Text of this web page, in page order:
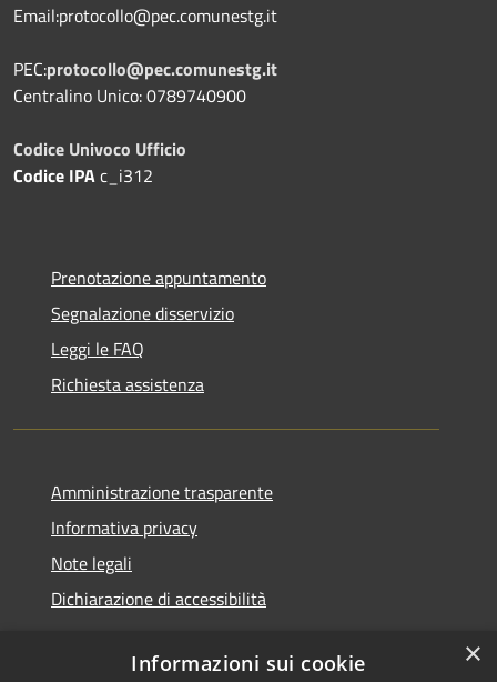
Email:protocollo@pec.comunestg.it
PEC:protocollo@pec.comunestg.it
Centralino Unico: 0789740900
Codice Univoco Ufficio
Codice IPAc_i312
Prenotazione appuntamento
Segnalazione disservizio
Leggi le FAQ
Richiesta assistenza
Amministrazione trasparente
Informativa privacy
Note legali
Dichiarazione di accessibilità
×
Informazioni sui cookie